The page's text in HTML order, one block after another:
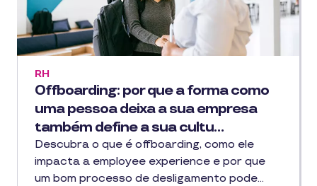
Offboarding: por que a forma como
uma pessoa deixa a sua empresa
também define a sua cultu…
RH
Descubra o que é offboarding, como ele
impacta a employee experience e por que
um bom processo de desligamento pode…